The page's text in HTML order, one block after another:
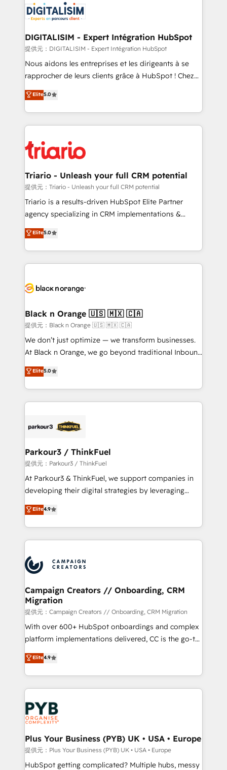
business up for long-term success. Unlock your
business. If not now, when?
for driving growth. They are committed to helping
our customers grow and finding solutions that fit
their unique business needs. We are thrilled to have
Blue Frog in the HubSpot ecosystem leading the
way for customers!" - Yamini Rangan, CEO of
HubSpot “Our experience with the team at Blue Frog
of experience and quality of skilled staff has earned
them a trusted reputation within the HubSpot
clients.” - Brian Garvey, VP, Solutions Partner
Program, HubSpot.
DIGITALISIM - Expert Intégration HubSpot
提供元：DIGITALISIM - Expert Intégration HubSpot
Nous aidons les entreprises et les dirigeants à se
rapprocher de leurs clients grâce à HubSpot ! Chez
DIGITALISIM, nous avons l'intime conviction que la
réussite des entreprises passe par l’innovation web,
le marketing digital, et la relation client ! C'est
pourquoi, nos experts sont à la fois capables de
référencement, votre stratégie digitale et le pilotage
et l'intégration d'HubSpot ! Les grandes phases d'un
projet HubSpot avec DIGITALISIM : 🧽 Nettoyage,
migration et intégration des bases de données. 🚀
Développement des interfaces avec vos logiciels
Book Process & Guidelines utilisateurs 🎓
Formations des utilisateurs
Elite5.0
Triario - Unleash your full CRM potential
提供元：Triario - Unleash your full CRM potential
Triario is a results-driven HubSpot Elite Partner
agency specializing in CRM implementations &
migrations, Revenue Operations, Custom
Integrations, Custom AI agents and AI-ready Website
Design With over 15 years of experience, we help
companies bridge the gap between marketing, sales,
data hygiene, and tailored HubSpot solutions. Our
a global consultancy with the care and agility of a
boutique firm. At Triario, we’re big enough to deliver
but small enough to listen. Our Services: HubSpot
implementations & data migration Custom AI agents
Website design Let’s turn your CRM into your growth
engine!
Elite5.0
Black n Orange 🇺🇸 🇲🇽 🇨🇦
提供元：Black n Orange 🇺🇸 🇲🇽 🇨🇦
We don’t just optimize — we transform businesses.
At Black n Orange, we go beyond traditional Inbound
Marketing with our exclusive methodologies:
BOOMS and BOOST. Together, they form a powerful
combination that has driven success for over 800
businesses worldwide. As Elite HubSpot Partners, we
strategies that integrate data-driven marketing,
companies scale faster and smarter. 🔹 BOOMS:
Demand generation for all your buyers With BOOMS,
you invest in 100% of your buyers, accelerating your
growth and positioning yourself as an undisputed
transformation process A methodology designed to
implement HubSpot effectively and optimize your
record of business transformation, our growth-first
approach has helped brands dominate their
Elite5.0
Parkour3 / ThinkFuel
提供元：Parkour3 / ThinkFuel
At Parkour3 & ThinkFuel, we support companies in
developing their digital strategies by leveraging
technologies and automating their marketing and
sales processes to generate growth. Our offer spans
from Strategy to Operations. We specialize in CRM
onboarding and implementation, web design, sales
extensive experience working with tech companies
and manufacturers since 2002, we are committed to
empowering our clients and developing their
autonomy. Get to grips with HubSpot through
guided implementation and seamless integration of
the CRM platform into your digital ecosystem. Would
you like support in deploying your inbound
to your needs and sales objectives. With 125+
certifications, we are part of the most certified
services are offered in both English & French.
Elite4.9
Campaign Creators // Onboarding, CRM
Migration
提供元：Campaign Creators // Onboarding, CRM Migration
With over 600+ HubSpot onboardings and complex
platform implementations delivered, CC is the go-to
Elite Solutions Partner for businesses ready to
migrate, replatform, and scale smarter. We specialize
in high-impact CRM and CMS migrations and
onboarding from platforms like Salesforce, NetSuite,
Zoho, Pardot, Marketo, Microsoft Dynamics, Wix,
WordPress and legacy CRMs, turning fragmented
systems into unified, growth-ready HubSpot
architectures that accelerate revenue operations and
performance. - Multi-object CRM migration, cleanup,
and implementation. - Pre-built and custom
Elite4.9
Plus Your Business (PYB) UK • USA • Europe
提供元：Plus Your Business (PYB) UK • USA • Europe
HubSpot getting complicated? Multiple hubs, messy